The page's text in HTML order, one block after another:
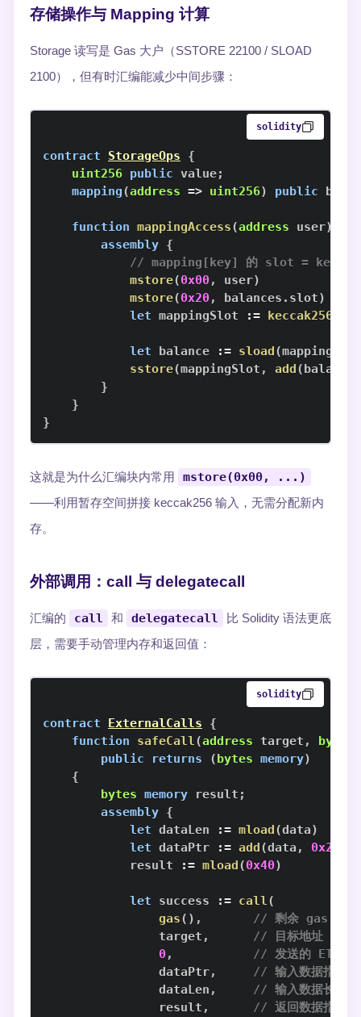
存储操作与 Mapping 计算
Storage 读写是 Gas 大户（SSTORE 22100 / SLOAD
2100），但有时汇编能减少中间步骤：
solidity
contract StorageOps
{
uint256 public value;
mapping(address => uint256) public
function mappingAccess(address user)
assembly {
// mapping[key] 的 slot =
mstore(0x00, user)
mstore(0x20, balances . slot)
let mappingSlot := keccak256
let balance := sload(mappingSlot
sstore(mappingSlot , add(balance
}
}
}
这就是为什么汇编块内常用 mstore(0x00, ...)
——利用暂存空间拼接 keccak256 输入，无需分配新内
存。
外部调用：call 与 delegatecall
汇编的 call 和 delegatecall
比 Solidity 语法更底
层，需要手动管理内存和返回值：
solidity
contract ExternalCalls
{
function
safeCall(address target ,
bytes
public
returns (bytes memory)
{
bytes memory result ;
assembly {
let dataLen := mload(data)
let dataPtr := add(data , 0x20
            result
:= mload(0x40)
let success := call(
gas( ) ,
// 剩余 gas
                target
,
// 目标地址
0,
// 发送的 ETH
                dataPtr
,
// 输入数据指针
                dataLen
,
// 输入数据长度
                result
,
// 返回数据指针